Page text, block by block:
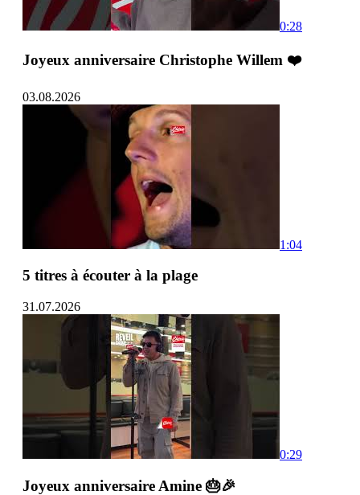
0:28
Joyeux anniversaire Christophe Willem ❤️
03.08.2026
1:04
5 titres à écouter à la plage
31.07.2026
0:29
Joyeux anniversaire Amine 🎂🎉